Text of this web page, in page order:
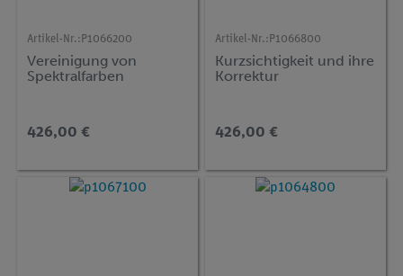
Artikel-Nr.: P1066200
Vereinigung von
Spektralfarben
426,00 €
Artikel-Nr.: P1066800
Kurzsichtigkeit und ihre
Korrektur
426,00 €